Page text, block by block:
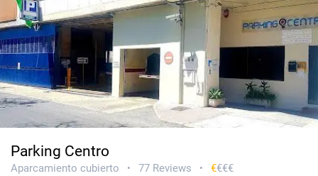
Parking Centro
Aparcamiento cubierto • 77 Reviews • €€€€